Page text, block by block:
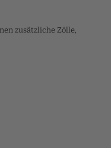
zusätzliche Zölle,